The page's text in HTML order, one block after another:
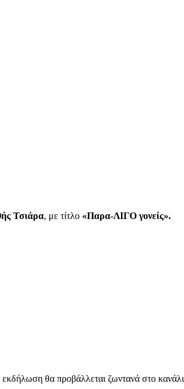
Τσιάρα, με τίτλο «Παρα-ΛΙΓΟ γονείς».
θα προβάλλεται ζωντανά στο κανάλι